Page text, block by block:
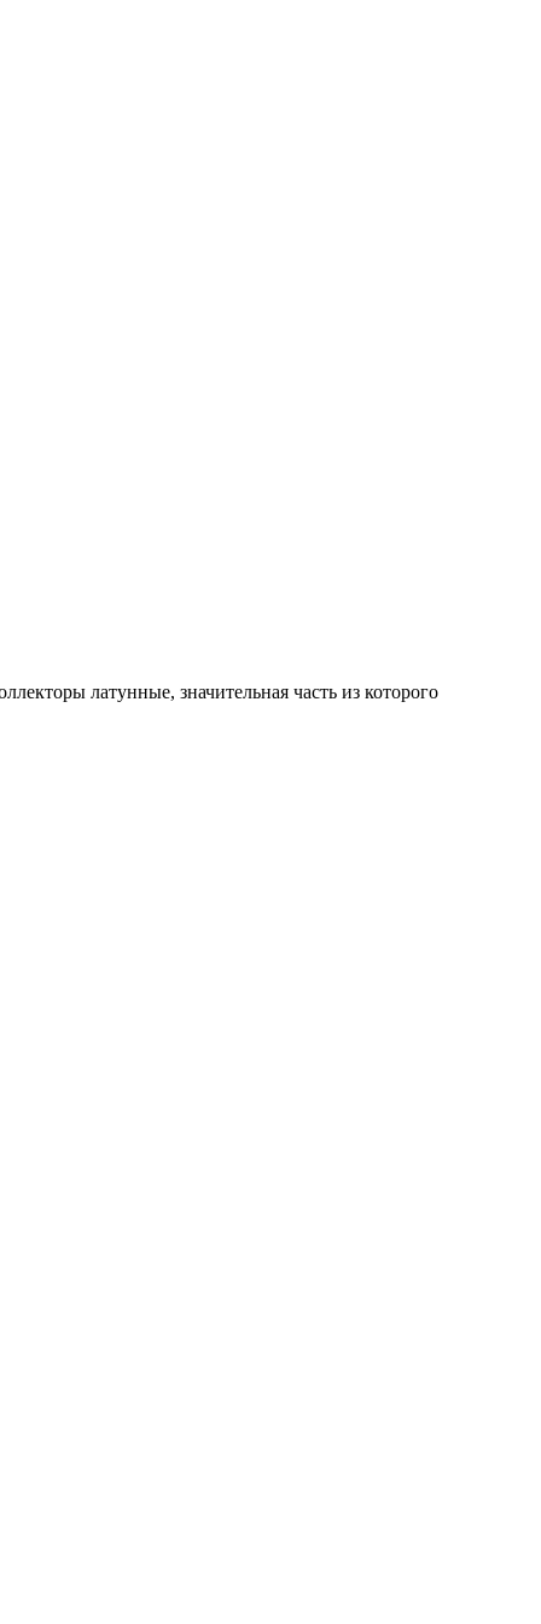
латунные, значительная часть из которого